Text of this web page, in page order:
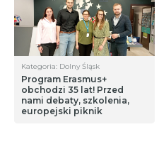
Kategoria: Dolny Śląsk
Program Erasmus+
obchodzi 35 lat! Przed
nami debaty, szkolenia,
europejski piknik